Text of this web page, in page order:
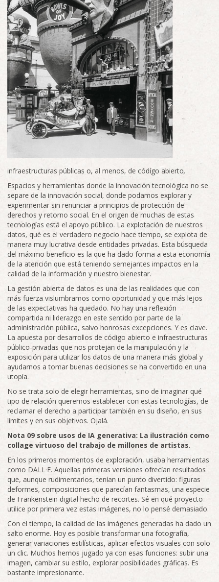
infraestructuras públicas o, al menos, de código abierto.
Espacios y herramientas donde la innovación tecnológica no se
separe de la innovación social, donde podamos explorar y
experimentar sin renunciar a principios de protección de
derechos y retorno social. En el origen de muchas de estas
tecnologías está el apoyo público. La explotación de nuestros
datos, qué es el verdadero negocio hace tiempo, se explota de
manera muy lucrativa desde entidades privadas. Esta búsqueda
del máximo beneficio es la que ha dado forma a esta economía
de la atención que está teniendo semejantes impactos en la
calidad de la información y nuestro bienestar.
La gestión abierta de datos es una de las realidades que con
más fuerza vislumbramos como oportunidad y que más lejos
de las expectativas ha quedado. No hay una reflexión
compartida ni liderazgo en este sentido por parte de la
administración pública, salvo honrosas excepciones. Y es clave.
La apuesta por desarrollos de código abierto e infraestructuras
público-privadas que nos protejan de la manipulación y la
exposición para utilizar los datos de una manera más global y
ayudarnos a tomar buenas decisiones se ha convertido en una
utopía.
No se trata solo de elegir herramientas, sino de imaginar qué
tipo de relación queremos establecer con estas tecnologías, de
reclamar el derecho a participar también en su diseño, en sus
límites y en sus objetivos. Ojalá.
Nota 09 sobre usos de IA generativa: La ilustración como
collage virtuoso del trabajo de millones de artistas.
En los primeros momentos de exploración, usaba herramientas
como DALL·E. Aquellas primeras versiones ofrecían resultados
que, aunque rudimentarios, tenían un punto divertido: figuras
deformes, composiciones que parecían fantasmas, una especie
de Frankenstein digital hecho de recortes. Sé en qué proyecto
utilice por primera vez estas imágenes, no lo pensé demasiado.
Con el tiempo, la calidad de las imágenes generadas ha dado un
salto enorme. Hoy es posible transformar una fotografía,
generar variaciones estilísticas, aplicar efectos visuales con solo
un clic. Muchos hemos jugado ya con esas funciones: subir una
imagen, cambiar su estilo, explorar posibilidades gráficas. Es
bastante impresionante.